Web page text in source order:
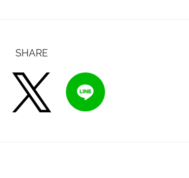
SHARE